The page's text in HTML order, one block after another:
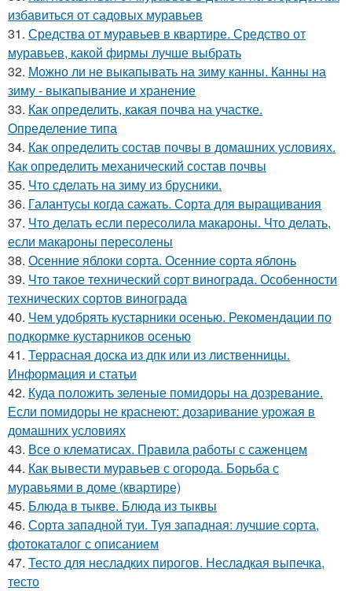
избавиться от садовых муравьев
31. Средства от муравьев в квартире. Средство от
муравьев, какой фирмы лучше выбрать
32. Можно ли не выкапывать на зиму канны. Канны на
зиму - выкапывание и хранение
33. Как определить, какая почва на участке.
Определение типа
34. Как определить состав почвы в домашних условиях.
Как определить механический состав почвы
35. Что сделать на зиму из брусники.
36. Галантусы когда сажать. Сорта для выращивания
37. Что делать если пересолила макароны. Что делать,
если макароны пересолены
38. Осенние яблоки сорта. Осенние сорта яблонь
39. Что такое технический сорт винограда. Особенности
технических сортов винограда
40. Чем удобрять кустарники осенью. Рекомендации по
подкормке кустарников осенью
41. Террасная доска из дпк или из лиственницы.
Информация и статьи
42. Куда положить зеленые помидоры на дозревание.
Если помидоры не краснеют: дозаривание урожая в
домашних условиях
43. Все о клематисах. Правила работы с саженцем
44. Как вывести муравьев с огорода. Борьба с
муравьями в доме (квартире)
45. Блюда в тыкве. Блюда из тыквы
46. Сорта западной туи. Туя западная: лучшие сорта,
фотокаталог с описанием
47. Тесто для несладких пирогов. Несладкая выпечка,
тесто